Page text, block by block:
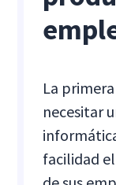
La
necesitar
facilidad